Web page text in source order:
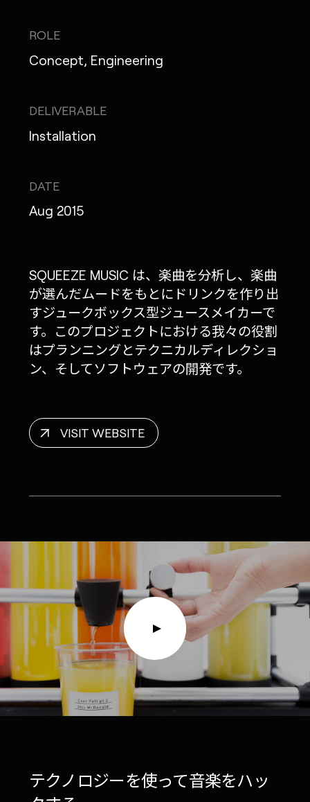
MONOPO NEW YORK
MONOPO PARIS
ROLE
Concept, Engineering
DELIVERABLE
Installation
DATE
Aug 2015
SQUEEZE MUSIC は、楽曲を分析し、楽曲
が選んだムードをもとにドリンクを作り出
すジュークボックス型ジュースメイカーで
す。このプロジェクトにおける我々の役割
はプランニングとテクニカルディレクショ
ン、そしてソフトウェアの開発です。
VISIT WEBSITE
テクノロジーを使って音楽をハッ